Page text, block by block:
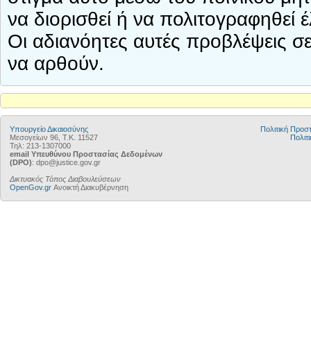
να διορισθεί ή να πολιτογραφηθεί
Οι αδιανόητες αυτές προβλέψεις
να αρθούν.
Υπουργείο Δικαιοσύνης
Μεσογείων 96, Τ.Κ. 11527
Τηλ: 213-1307000
email Υπευθύνου Προστασίας Δεδομένων
(DPO): dpo@justice.gov.gr
Δικτυακός Τόπος Διαβουλεύσεων
OpenGov.gr Ανοικτή Διακυβέρνηση
Πολιτική